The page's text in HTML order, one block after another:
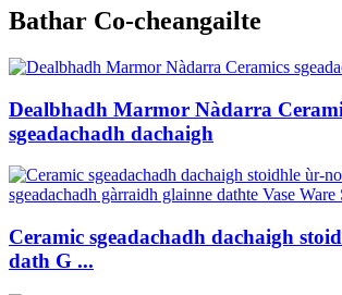
Bathar Co-cheangailte
Dealbhadh Marmor Nàdarra
sgeadachadh dachaigh
Ceramic sgeadachadh dachaigh
dath G ...